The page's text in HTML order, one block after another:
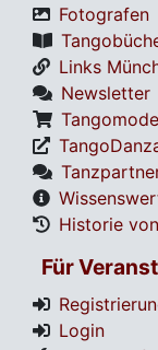
Fotografen
Links
Newsletter
Historie
Für
Login